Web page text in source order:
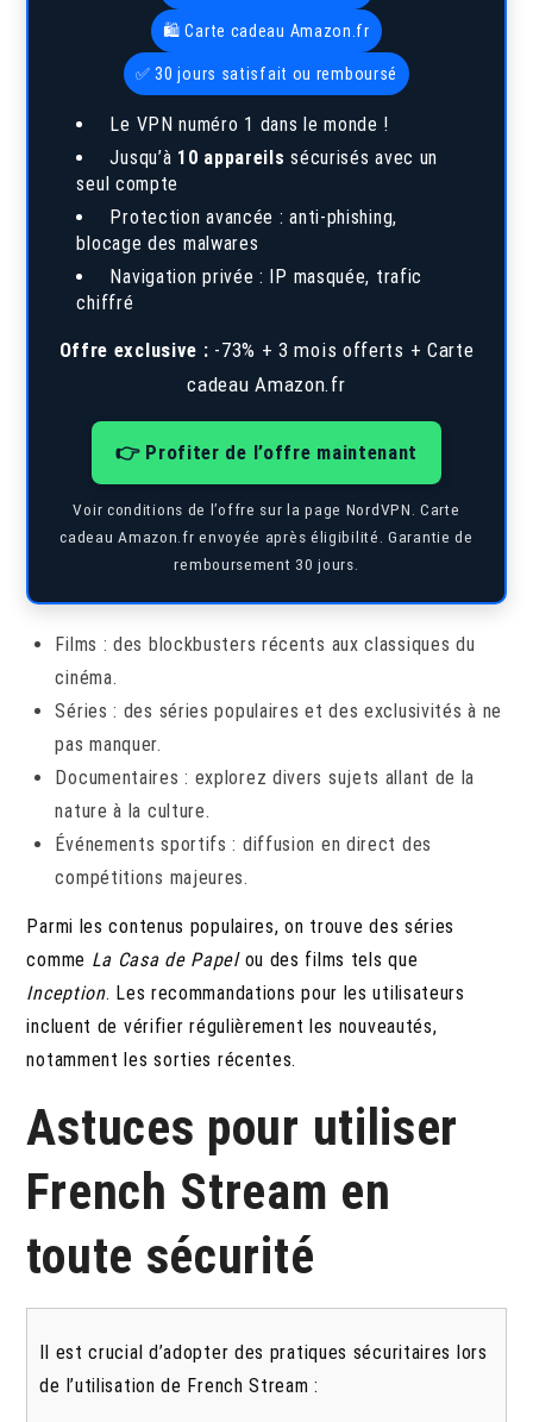
🛍️ Carte cadeau Amazon.fr
✅ 30 jours satisfait ou remboursé
Le VPN numéro 1 dans le monde !
Jusqu’à 10 appareils sécurisés avec un
seul compte
Protection avancée : anti-phishing,
blocage des malwares
Navigation privée : IP masquée, trafic
chiffré
Offre exclusive : -73% + 3 mois offerts + Carte
cadeau Amazon.fr
👉 Profiter de l’offre maintenant
Voir conditions de l’offre sur la page NordVPN. Carte
cadeau Amazon.fr envoyée après éligibilité. Garantie de
remboursement 30 jours.
Films : des blockbusters récents aux classiques du
cinéma.
Séries : des séries populaires et des exclusivités à ne
pas manquer.
Documentaires : explorez divers sujets allant de la
nature à la culture.
Événements sportifs : diffusion en direct des
compétitions majeures.
Parmi les contenus populaires, on trouve des séries
comme La Casa de Papelou des films tels que
Inception. Les recommandations pour les utilisateurs
incluent de vérifier régulièrement les nouveautés,
notamment les sorties récentes.
Astuces pour utiliser
French Stream en
toute sécurité
Il est crucial d’adopter des pratiques sécuritaires lors
de l’utilisation de French Stream :